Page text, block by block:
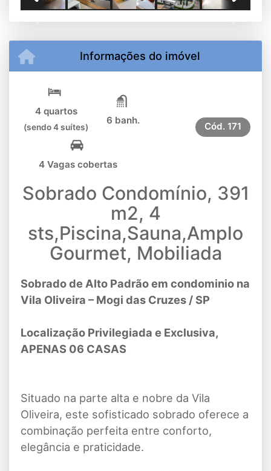
Previous Next
Informações do imóvel
4 quartos
(sendo 4 suítes)
6 banh.
4 Vagas cobertas
Cód. 171
Sobrado Condomínio, 391
m2, 4
sts,Piscina,Sauna,Amplo
Gourmet, Mobiliada
Sobrado de Alto Padrão em condominio na
Vila Oliveira – Mogi das Cruzes / SP
Localização Privilegiada e Exclusiva,
APENAS 06 CASAS
Situado na parte alta e nobre da Vila
Oliveira, este sofisticado sobrado oferece a
combinação perfeita entre conforto,
elegância e praticidade.